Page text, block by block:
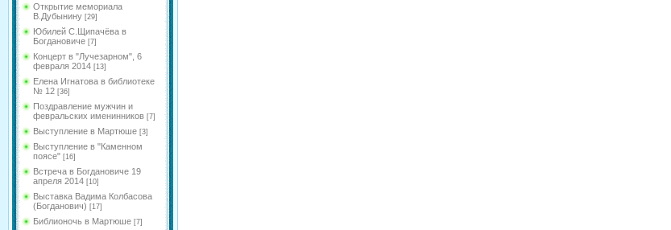
Открытие мемориала
В.Дубынину [29]
Юбилей С.Щипачёва в
Богдановиче [7]
Концерт в "Лучезарном", 6
февраля 2014 [13]
Елена Игнатова в библиотеке
№ 12 [36]
Поздравление мужчин и
февральских именинников [7]
Выступление в Мартюше [3]
Выступление в "Каменном
поясе" [16]
Встреча в Богдановиче 19
апреля 2014 [10]
Выставка Вадима Колбасова
(Богданович) [17]
Библионочь в Мартюше [7]